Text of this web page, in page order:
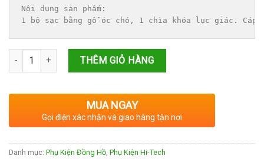
Nội dung sản phẩm:
1 bộ sạc bằng gỗ óc chó, 1 chìa khóa lục giác. Cáp
Số lượng THÊM GIỎ HÀNG
MUA NGAY
Gọi điện xác nhận và giao hàng tận nơi
Danh mục: Phụ Kiện Đồng Hồ, Phụ Kiện Hi-Tech